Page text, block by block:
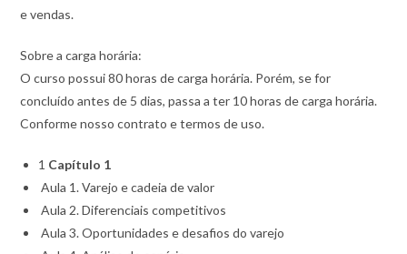
e vendas.
Sobre a carga horária:
O curso possui 80 horas de carga horária. Porém, se for
concluído antes de 5 dias, passa a ter 10 horas de carga horária.
Conforme nosso contrato e termos de uso.
1 Capítulo 1
Aula 1. Varejo e cadeia de valor
Aula 2. Diferenciais competitivos
Aula 3. Oportunidades e desafios do varejo